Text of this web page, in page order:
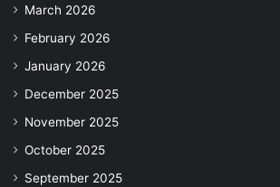
March 2026
February 2026
January 2026
December 2025
November 2025
October 2025
September 2025